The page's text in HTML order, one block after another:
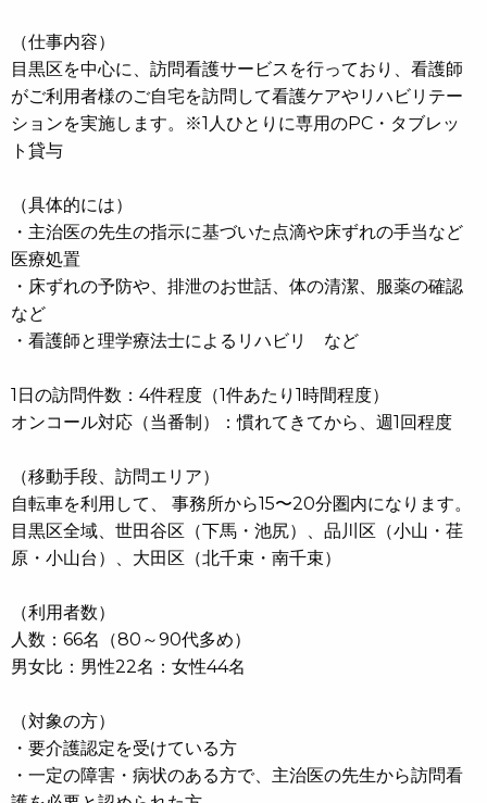
（仕事内容）
目黒区を中心に、訪問看護サービスを行っており、看護師
がご利用者様のご自宅を訪問して看護ケアやリハビリテー
ションを実施します。※1人ひとりに専用のPC・タブレッ
ト貸与
（具体的には）
・主治医の先生の指示に基づいた点滴や床ずれの手当など
医療処置
・床ずれの予防や、排泄のお世話、体の清潔、服薬の確認
など
・看護師と理学療法士によるリハビリ など
1日の訪問件数：4件程度（1件あたり1時間程度）
オンコール対応（当番制）：慣れてきてから、週1回程度
（移動手段、訪問エリア）
自転車を利用して、 事務所から15〜20分圏内になります。
目黒区全域、世田谷区（下馬・池尻）、品川区（小山・荏
原・小山台）、大田区（北千束・南千束）
（利用者数）
人数：66名（80～90代多め）
男女比：男性22名：女性44名
（対象の方）
・要介護認定を受けている方
・一定の障害・病状のある方で、主治医の先生から訪問看